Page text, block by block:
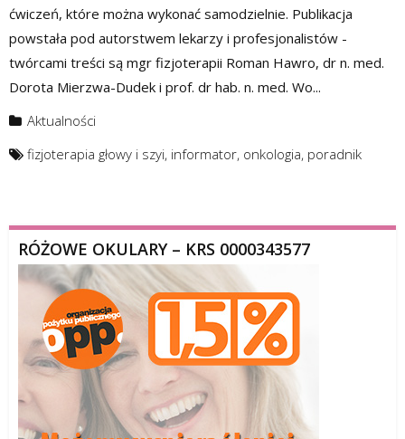
ćwiczeń, które można wykonać samodzielnie. Publikacja
powstała pod autorstwem lekarzy i profesjonalistów -
twórcami treści są mgr fizjoterapii Roman Hawro, dr n. med.
Dorota Mierzwa-Dudek i prof. dr hab. n. med. Wo...
Aktualności
fizjoterapia głowy i szyi, informator, onkologia, poradnik
RÓŻOWE OKULARY – KRS 0000343577